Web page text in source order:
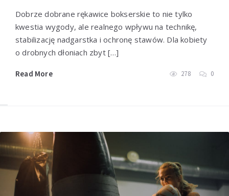
Dobrze dobrane rękawice bokserskie to nie tylko
kwestia wygody, ale realnego wpływu na technikę,
stabilizację nadgarstka i ochronę stawów. Dla kobiety
o drobnych dłoniach zbyt […]
Read More 278 0